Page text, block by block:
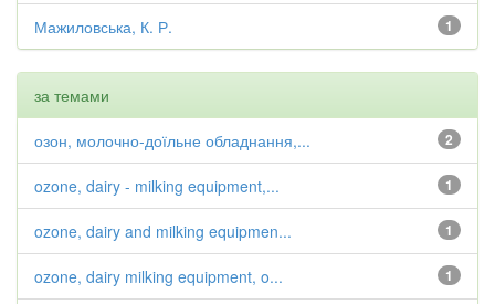
1
Мажиловська, К. Р.
за темами
2
озон, молочно-доїльне обладнання,...
1
ozone, dairy - milking equipment,...
1
ozone, dairy and milking equipmen...
1
ozone, dairy milking equipment, o...